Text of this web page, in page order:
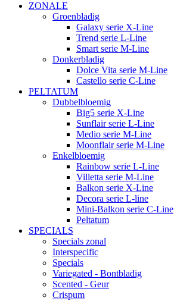
ZONALE
Groenbladig
Galaxy serie X-Line
Trend serie L-Line
Smart serie M-Line
Donkerbladig
Dolce Vita serie M-Line
Castello serie C-Line
PELTATUM
Dubbelbloemig
Big5 serie X-Line
Sunflair serie L-Line
Medio serie M-Line
Moonflair serie M-Line
Enkelbloemig
Rainbow serie L-Line
Villetta serie M-Line
Balkon serie X-Line
Decora serie L-line
Mini-Balkon serie C-Line
Peltatum
SPECIALS
Specials zonal
Interspecific
Specials
Variegated - Bontbladig
Scented - Geur
Crispum